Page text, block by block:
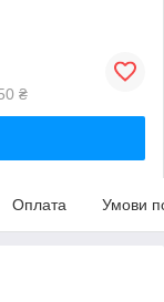
₴
Оплата Умови